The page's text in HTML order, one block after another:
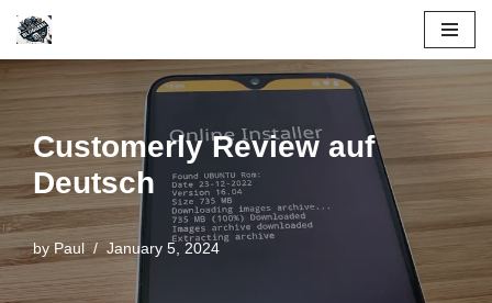
Skip
Customerly Review auf
Deutsch
byPaul January 5, 2024